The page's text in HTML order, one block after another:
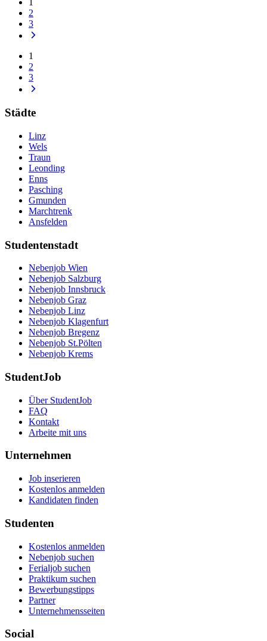
1
2
3
1
2
3
Städte
Linz
Wels
Traun
Leonding
Enns
Pasching
Gmunden
Marchtrenk
Ansfelden
Studentenstadt
Nebenjob Wien
Nebenjob Salzburg
Nebenjob Innsbruck
Nebenjob Graz
Nebenjob Linz
Nebenjob Klagenfurt
Nebenjob Bregenz
Nebenjob St.Pölten
Nebenjob Krems
StudentJob
Über StudentJob
FAQ
Kontakt
Arbeite mit uns
Unternehmen
Job inserieren
Kostenlos anmelden
Kandidaten finden
Studenten
Kostenlos anmelden
Nebenjob suchen
Ferialjob suchen
Praktikum suchen
Bewerbungstipps
Partner
Unternehmensseiten
Social